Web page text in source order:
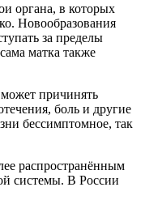
органа, в которых
Новообразования
за пределы
матка также
причинять
боль и другие
бессимптомное, так
распространённым
системы. В России